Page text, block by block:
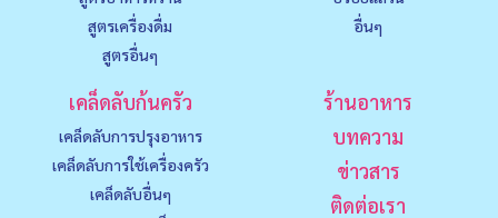
สูตรเครื่องดื่ม
สูตรอื่นๆ
อื่นๆ
เคล็ดลับก้นครัว
เคล็ดลับการปรุงอาหาร
เคล็ดลับการใช้เครื่องครัว
เคล็ดลับอื่นๆ
ร้านอาหาร
บทความ
ข่าวสาร
ติดต่อเรา